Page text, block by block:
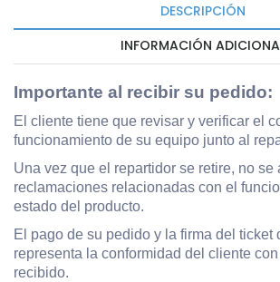
DESCRIPCIÓN
INFORMACIÓN
Importante al recibir su pedido:
El cliente tiene que revisar y verificar el
funcionamiento de su equipo junto al
Una vez que el repartidor se retire, no se
reclamaciones relacionadas con el
estado del producto.
El pago de su pedido y la firma del ticket
representa la conformidad del cliente
recibido.